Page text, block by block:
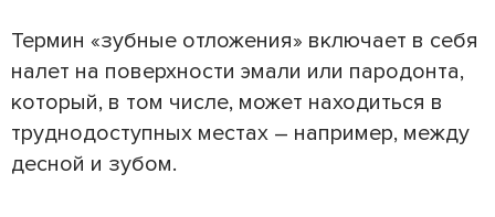
Термин «зубные отложения» включает в себя
налет на поверхности эмали или пародонта,
который, в том числе, может находиться в
труднодоступных местах – например, между
десной и зубом.